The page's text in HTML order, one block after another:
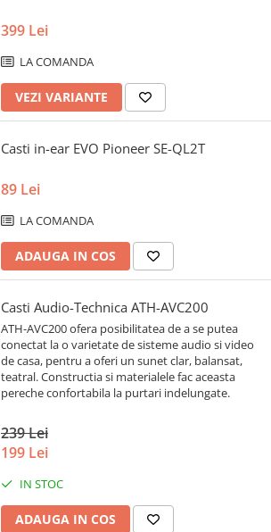
399 Lei
LA COMANDA
VEZI VARIANTE
Casti in-ear EVO Pioneer SE-QL2T
89 Lei
LA COMANDA
ADAUGA IN COS
Casti Audio-Technica ATH-AVC200
ATH-AVC200 ofera posibilitatea de a se putea
conectat la o varietate de sisteme audio si video
de casa, pentru a oferi un sunet clar, balansat,
teatral. Constructia si materialele fac aceasta
pereche confortabila la purtari indelungate.
239 Lei
199 Lei
IN STOC
ADAUGA IN COS